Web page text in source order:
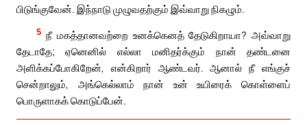
பிடுங்குவேன். இந்நாடு முழுவதற்கும் இவ்வாறு நிகழும்.
5 நீ மகத்தானவற்றை உனக்கெனத் தேடுகிறாயா? அவ்வாறு
தேடாதே; ஏனெனில் எல்லா மனிதர்க்கும் நான் தண்டனை
அளிக்கப்போகிறேன், என்கிறார் ஆண்டவர். ஆனால் நீ எங்குச்
சென்றாலும், அங்கெல்லாம் நான் உன் உயிரைக் கொள்ளைப்
பொருளாகக் கொடுப்பேன்.